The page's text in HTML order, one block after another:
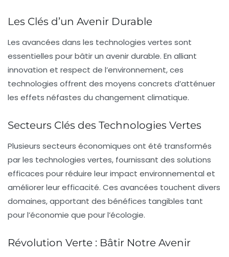
Les Clés d’un Avenir Durable
Les avancées dans les technologies vertes sont
essentielles pour bâtir un avenir durable. En alliant
innovation et respect de l’environnement, ces
technologies offrent des moyens concrets d’atténuer
les effets néfastes du changement climatique.
Secteurs Clés des Technologies Vertes
Plusieurs secteurs économiques ont été transformés
par les technologies vertes, fournissant des solutions
efficaces pour réduire leur impact environnemental et
améliorer leur efficacité. Ces avancées touchent divers
domaines, apportant des bénéfices tangibles tant
pour l’économie que pour l’écologie.
Révolution Verte : Bâtir Notre Avenir